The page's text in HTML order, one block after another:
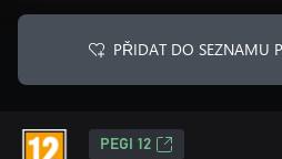
PŘIDAT DO SEZNAMU
PEGI 12